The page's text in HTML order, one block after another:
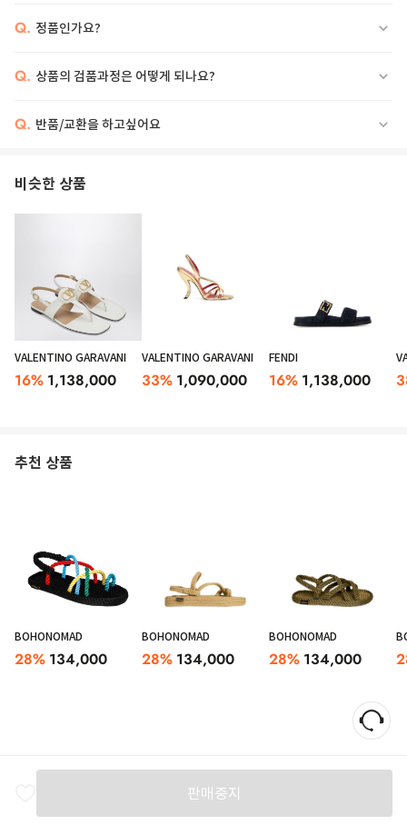
Q. 정품인가요?
Q. 상품의 검품과정은 어떻게 되나요?
Q. 반품/교환을 하고싶어요
비슷한 상품
VALENTINO GARAVANI
16% 1,138,000
VALENTINO GARAVANI
33% 1,090,000
FENDI
16% 1,138,000
추천 상품
BOHONOMAD
28% 134,000
BOHONOMAD
28% 134,000
BOHONOMAD
28% 134,000
판매중지